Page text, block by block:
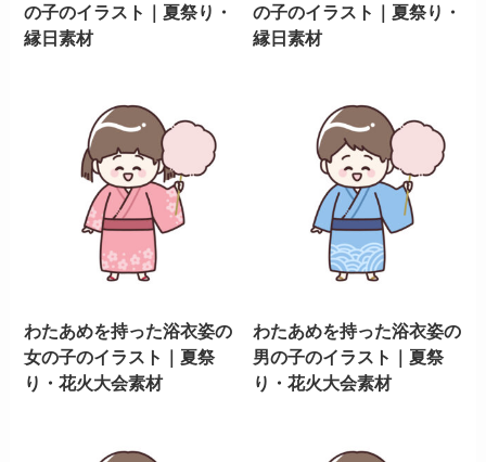
の子のイラスト｜夏祭り・
縁日素材
の子のイラスト｜夏祭り・
縁日素材
わたあめを持った浴衣姿の
女の子のイラスト｜夏祭
り・花火大会素材
わたあめを持った浴衣姿の
男の子のイラスト｜夏祭
り・花火大会素材